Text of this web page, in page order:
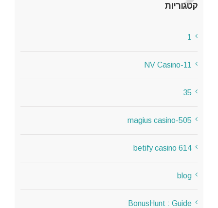
קטגוריות
1
11-NV Casino
35
505-magius casino
614 betify casino
blog
BonusHunt : Guide